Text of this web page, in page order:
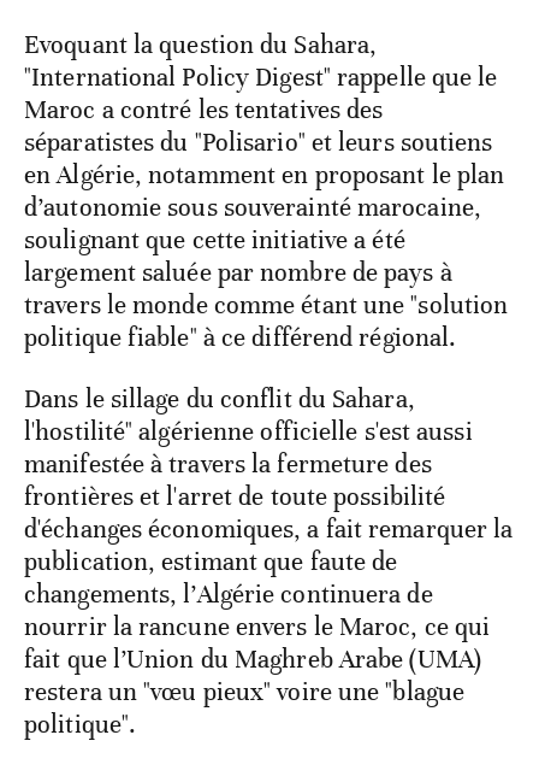
Evoquant la question du Sahara,
"International Policy Digest" rappelle que le
Maroc a contré les tentatives des
séparatistes du "Polisario" et leurs soutiens
en Algérie, notamment en proposant le plan
d’autonomie sous souverainté marocaine,
soulignant que cette initiative a été
largement saluée par nombre de pays à
travers le monde comme étant une "solution
politique fiable" à ce différend régional.
Dans le sillage du conflit du Sahara,
l'hostilité" algérienne officielle s'est aussi
manifestée à travers la fermeture des
frontières et l'arret de toute possibilité
d'échanges économiques, a fait remarquer la
publication, estimant que faute de
changements, l’Algérie continuera de
nourrir la rancune envers le Maroc, ce qui
fait que l’Union du Maghreb Arabe (UMA)
restera un "vœu pieux" voire une "blague
politique".